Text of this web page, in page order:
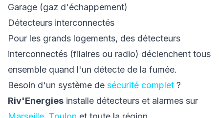
Garage (gaz d'échappement)
Détecteurs interconnectés
Pour les grands logements, des détecteurs
interconnectés (filaires ou radio) déclenchent tous
ensemble quand l'un détecte de la fumée.
Besoin d'un système de sécurité complet ?
Riv'Energies installe détecteurs et alarmes sur